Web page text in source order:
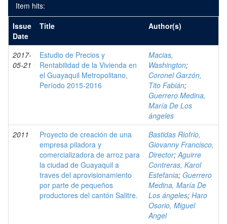
Item hits:
Issue
Date
Title Author(s)
2017-
05-21
Estudio de Precios y
Rentabilidad de la Vivienda en
el Guayaquil Metropolitano,
Período 2015-2016
Macias,
Washington;
Coronel Garzón,
Tito Fabián;
Guerrero Medina,
María De Los
ángeles
2011
Proyecto de creación de una
empresa piladora y
comercializadora de arroz para
la ciudad de Guayaquil a
traves del aprovisionamiento
por parte de pequeños
productores del cantón Salitre.
Bastidas Riofrio,
Giovanny Francisco,
Director;Aguirre
Contreras, Karol
Estefania; Guerrero
Medina, María De
Los ángeles; Haro
Osorio, Miguel
Angel